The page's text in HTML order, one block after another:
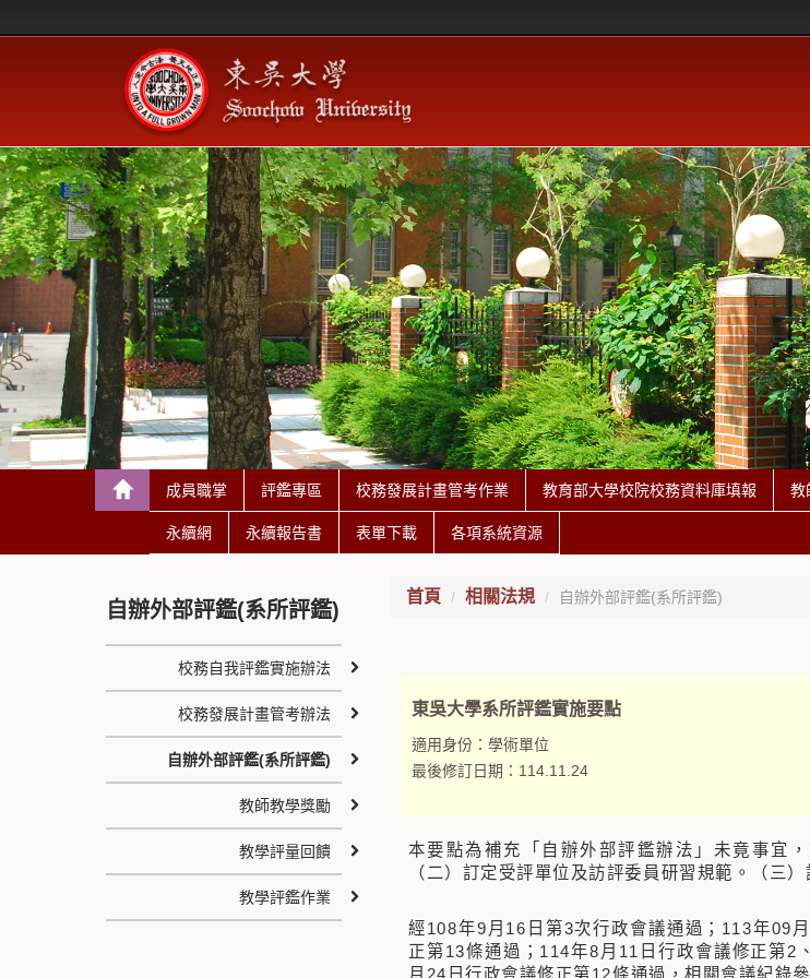
成員職掌 評鑑專區 校務發展計畫管考作業 教育部大學校院校務資料庫填報 教
永續網 永續報告書 表單下載 各項系統資源
首頁 相關法規 自辦外部評鑑(系所評鑑)
東吳大學系所評鑑實施要點
適用身份： 學術單位
最後修訂日期： 114.11.24
本要點為補充「自辦外部評鑑辦法」未竟事宜
（二）訂定受評單位及訪評委員研習規範。（三
經108年9月16日第3次行政會議通過；113年09
正第13條通過；114年8月11日行政會議修正第2
月24日行政會議修正第12條通過，相關會議紀錄
自辦外部評鑑(系所評鑑)
校務自我評鑑實施辦法
校務發展計畫管考辦法
自辦外部評鑑(系所評鑑)
教師教學獎勵
教學評量回饋
教學評鑑作業